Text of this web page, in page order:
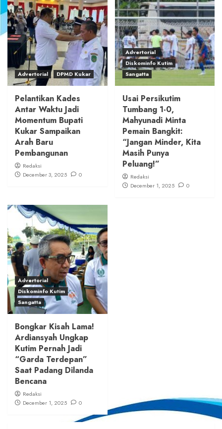
Advertorial DPMD Kukar
Pelantikan Kades
Antar Waktu Jadi
Momentum Bupati
Kukar Sampaikan
Arah Baru
Pembangunan
Redaksi
December 3, 2025
0
Advertorial
Diskominfo Kutim
Sangatta
Usai Persikutim
Tumbang 1-0,
Mahyunadi Minta
Pemain Bangkit:
“Jangan Minder, Kita
Masih Punya
Peluang!”
Redaksi
December 1, 2025
0
Advertorial
Diskominfo Kutim
Sangatta
Bongkar Kisah Lama!
Ardiansyah Ungkap
Kutim Pernah Jadi
“Garda Terdepan”
Saat Padang Dilanda
Bencana
Redaksi
December 1, 2025
0